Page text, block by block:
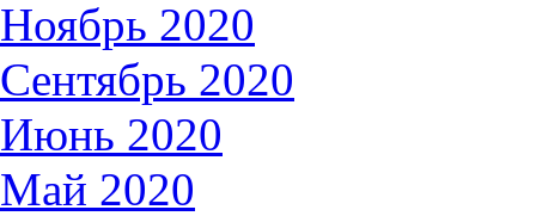
Ноябрь 2020
Сентябрь 2020
Июнь 2020
Май 2020